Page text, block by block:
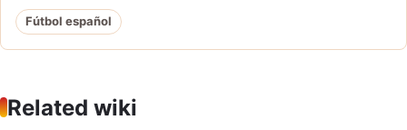
Fútbol español
Related wiki